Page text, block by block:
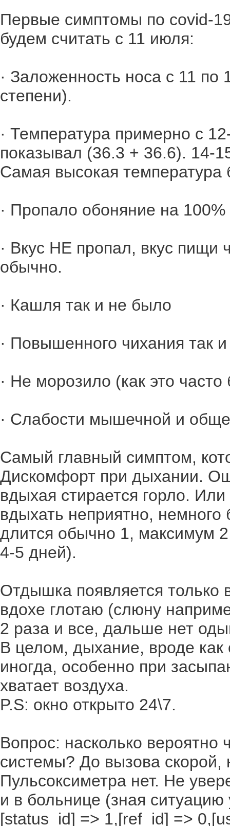
Первые симптомы по covid-
будем считать с 11 июля:
· Заложенность носа с 11
степени).
· Температура примерно с
показывал (36.3 + 36.6). 14-
Самая высокая температура
· Пропало обоняние на
· Вкус НЕ пропал, вкус пищи
обычно.
· Кашля так и не было
· Повышенного чихания так
· Не морозило (как это
· Слабости мышечной и
Самый главный симптом,
Дискомфорт при дыхании.
вдыхая стирается горло.
вдыхать неприятно,
длится обычно 1, максимум
4-5 дней).
Отдышка появляется
вдохе глотаю (слюну
2 раза и все, дальше нет
В целом, дыхание, вроде
иногда, особенно при
хватает воздуха.
P.S: окно открыто 24\7.
Вопрос: насколько вероятно
системы? До вызова скорой,
Пульсоксиметра нет. Не
и в больнице (зная
[status_id] => 1,[ref_id] =>